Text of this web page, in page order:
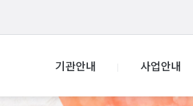
기관안내 사업안내